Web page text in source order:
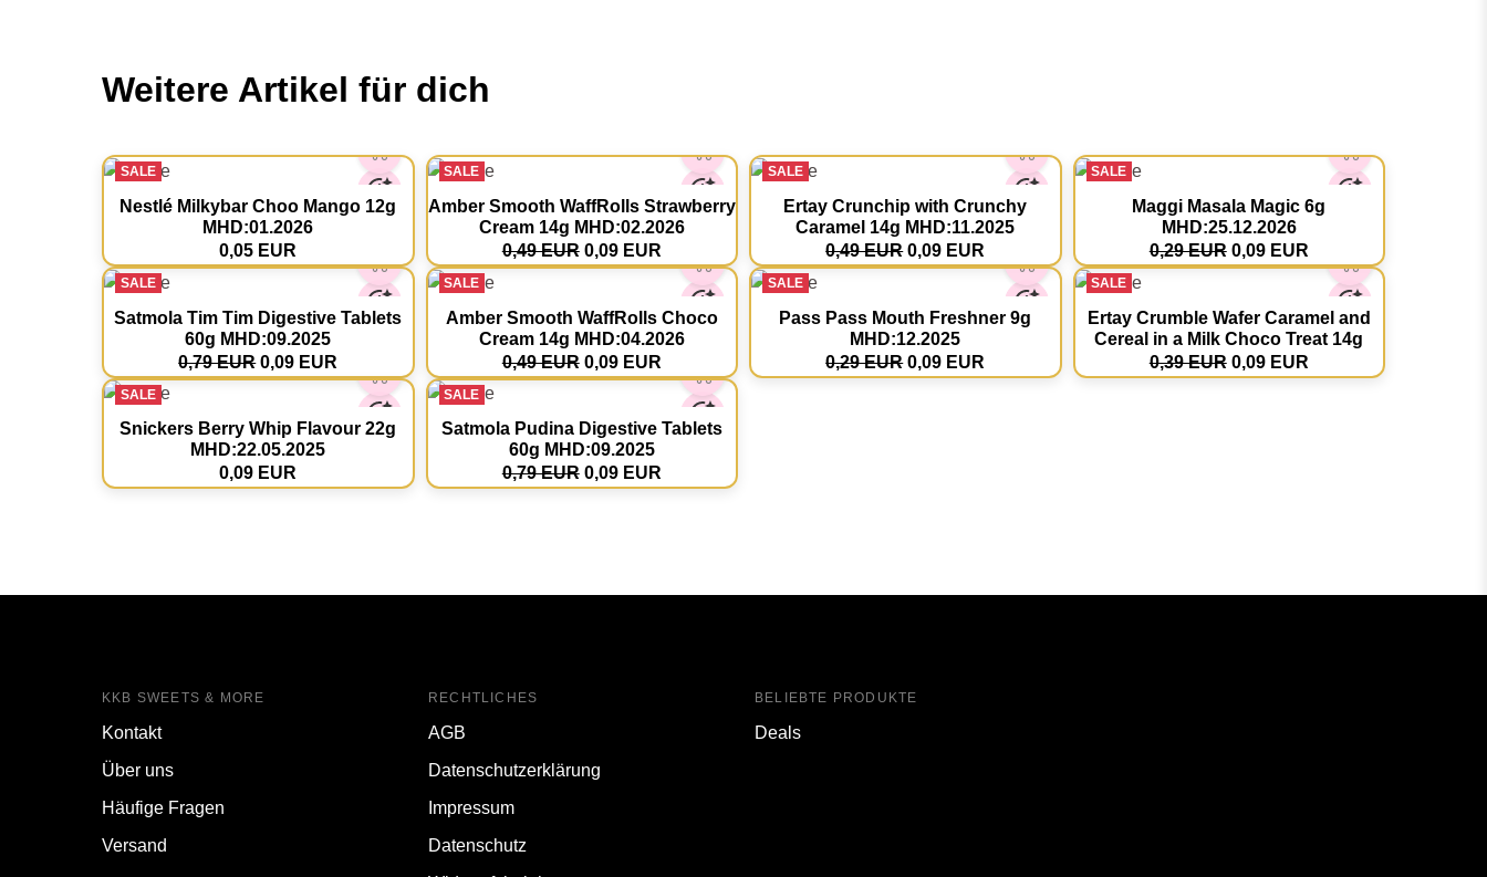
Weitere Artikel für dich
SALE
Nestlé Milkybar Choo Mango 12g
MHD:01.2026
0,05 EUR
SALE
Amber Smooth WaffRolls Strawberry
Cream 14g MHD:02.2026
0,49 EUR 0,09 EUR
SALE
Ertay Crunchip with Crunchy
Caramel 14g MHD:11.2025
0,49 EUR 0,09 EUR
SALE
Maggi Masala Magic 6g
MHD:25.12.2026
0,29 EUR 0,09 EUR
SALE
Satmola Tim Tim Digestive Tablets
60g MHD:09.2025
0,79 EUR 0,09 EUR
SALE
Amber Smooth WaffRolls Choco
Cream 14g MHD:04.2026
0,49 EUR 0,09 EUR
SALE
Pass Pass Mouth Freshner 9g
MHD:12.2025
0,29 EUR 0,09 EUR
SALE
Ertay Crumble Wafer Caramel and
Cereal in a Milk Choco Treat 14g
0,39 EUR 0,09 EUR
SALE
Snickers Berry Whip Flavour 22g
MHD:22.05.2025
0,09 EUR
SALE
Satmola Pudina Digestive Tablets
60g MHD:09.2025
0,79 EUR 0,09 EUR
KKB SWEETS & MORE
Kontakt
Über uns
Häufige Fragen
Versand
RECHTLICHES
AGB
Datenschutzerklärung
Impressum
Datenschutz
BELIEBTE PRODUKTE
Deals